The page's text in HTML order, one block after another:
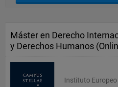
Máster en Derecho
y Derechos Humanos
Instituto